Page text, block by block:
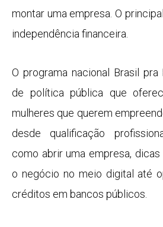
montar uma empresa. O
independência financeira.
O programa nacional Brasil
de política pública que
mulheres que querem
desde qualificação
como abrir uma empresa,
o negócio no meio digital até
créditos em bancos públicos.